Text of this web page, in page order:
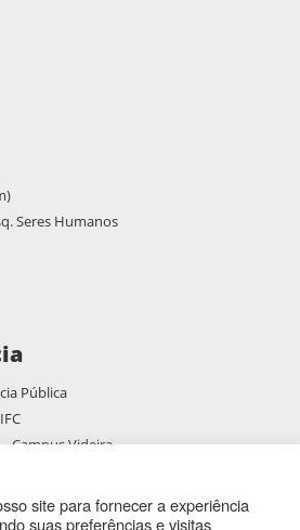
Seres Humanos
Pública
Campus Videira
site para fornecer a experiência
suas preferências e visitas